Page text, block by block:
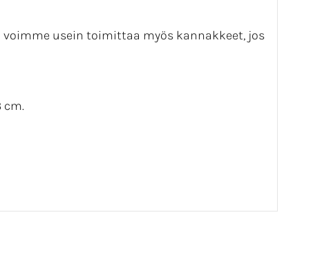
usein toimittaa myös kannakkeet, jos
cm.